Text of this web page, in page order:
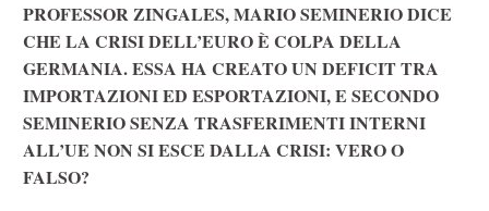
PROFESSOR ZINGALES, MARIO SEMINERIO DICE
CHE LA CRISI DELL’EURO È COLPA DELLA
GERMANIA. ESSA HA CREATO UN DEFICIT TRA
IMPORTAZIONI ED ESPORTAZIONI, E SECONDO
SEMINERIO SENZA TRASFERIMENTI INTERNI
ALL’UE NON SI ESCE DALLA CRISI: VERO O
FALSO?